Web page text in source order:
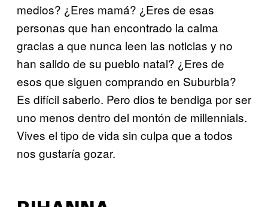
medios? ¿Eres mamá? ¿Eres de esas
personas que han encontrado la calma
gracias a que nunca leen las noticias y no
han salido de su pueblo natal? ¿Eres de
esos que siguen comprando en Suburbia?
Es difícil saberlo. Pero dios te bendiga por ser
uno menos dentro del montón de millennials.
Vives el tipo de vida sin culpa que a todos
nos gustaría gozar.